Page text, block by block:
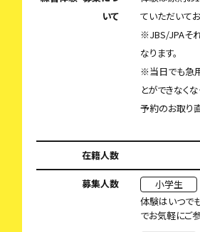
いて
ていただいてお
※JBS/JPAそ
なります。
※当日でも急
とができなく
予約のお取り
在籍人数
募集人数
小学生
体験はいつで
でお気軽にご